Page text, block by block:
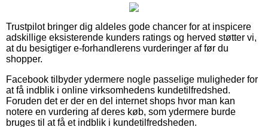
Trustpilot bringer dig aldeles gode chancer for at inspicere
adskillige eksisterende kunders ratings og herved støtter vi,
at du besigtiger e-forhandlerens vurderinger af før du
shopper.
Facebook tilbyder ydermere nogle passelige muligheder for
at få indblik i online virksomhedens kundetilfredshed.
Foruden det er der en del internet shops hvor man kan
notere en vurdering af deres køb, som ydermere burde
bruges til at få et indblik i kundetilfredsheden.